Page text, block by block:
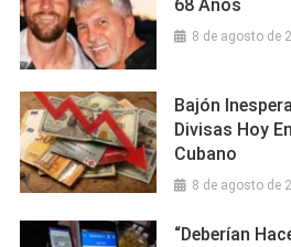
68 Años
8 de agosto de
Bajón
Divisas Hoy
Cubano
8 de agosto de
“Deberían